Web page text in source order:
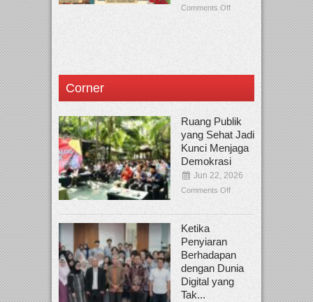
Comments Off
Corner
Ruang Publik
yang Sehat Jadi
Kunci Menjaga
Demokrasi
Jun 22, 2026
Comments Off
Ketika
Penyiaran
Berhadapan
dengan Dunia
Digital yang
Tak...